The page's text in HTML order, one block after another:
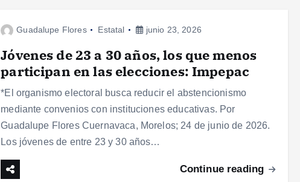
Guadalupe Flores Estatal junio 23, 2026
Jóvenes de 23 a 30 años, los que menos
participan en las elecciones: Impepac
*El organismo electoral busca reducir el abstencionismo
mediante convenios con instituciones educativas. Por
Guadalupe Flores Cuernavaca, Morelos; 24 de junio de 2026.
Los jóvenes de entre 23 y 30 años…
Continue reading